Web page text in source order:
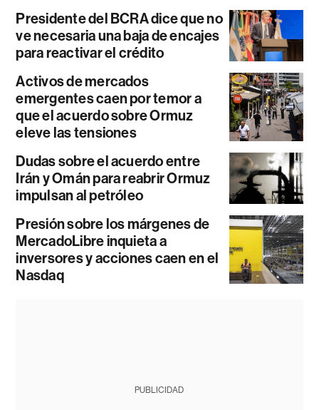
Presidente del BCRA dice que no
ve necesaria una baja de encajes
para reactivar el crédito
Activos de mercados
emergentes caen por temor a
que el acuerdo sobre Ormuz
eleve las tensiones
Dudas sobre el acuerdo entre
Irán y Omán para reabrir Ormuz
impulsan al petróleo
Presión sobre los márgenes de
MercadoLibre inquieta a
inversores y acciones caen en el
Nasdaq
PUBLICIDAD